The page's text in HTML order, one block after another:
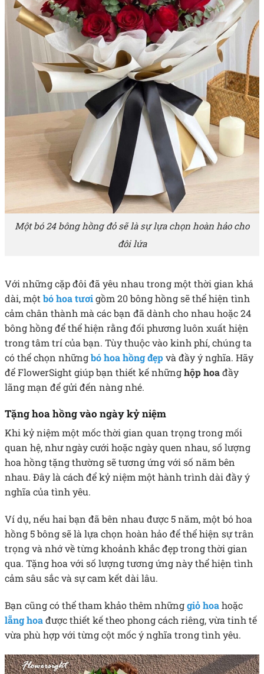
Một bó 24 bông hồng đỏ sẽ là sự lựa chọn hoàn hảo cho
đôi lứa
Với những cặp đôi đã yêu nhau trong một thời gian khá
dài, mộtbó hoa tươigồm 20 bông hồng sẽ thể hiện tình
cảm chân thành mà các bạn đã dành cho nhau hoặc 24
bông hồng để thể hiện rằng đối phương luôn xuất hiện
trong tâm trí của bạn. Tùy thuộc vào kinh phí, chúng ta
có thể chọn nhữngbó hoa hồng đẹpvà đầy ý nghĩa. Hãy
để FlowerSight giúp bạn thiết kế nhữnghộp hoađầy
lãng mạn để gửi đến nàng nhé.
Tặng hoa hồng vào ngày kỷ niệm
Khi kỷ niệm một mốc thời gian quan trọng trong mối
quan hệ, như ngày cưới hoặc ngày quen nhau, số lượng
hoa hồng tặng thường sẽ tương ứng với số năm bên
nhau. Đây là cách để kỷ niệm một hành trình dài đầy ý
nghĩa của tình yêu.
Ví dụ, nếu hai bạn đã bên nhau được 5 năm, một bó hoa
hồng 5 bông sẽ là lựa chọn hoàn hảo để thể hiện sự trân
trọng và nhớ về từng khoảnh khắc đẹp trong thời gian
qua. Tặng hoa với số lượng tương ứng này thể hiện tình
cảm sâu sắc và sự cam kết dài lâu.
Bạn cũng có thể tham khảo thêm nhữnggiỏ hoahoặc
lẵng hoađược thiết kế theo phong cách riêng, vừa tinh tế
vừa phù hợp với từng cột mốc ý nghĩa trong tình yêu.